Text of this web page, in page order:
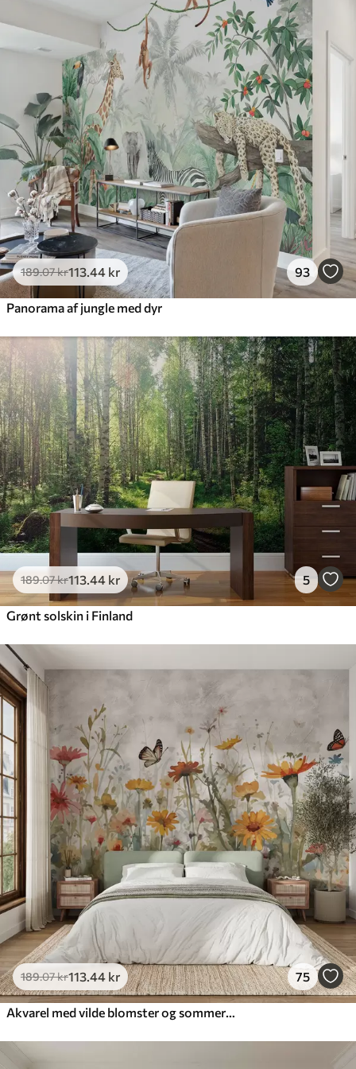
Premium
.33269.00kr/m²
Premium vinyl
516.67310.00 kr/m²
Peel and Stick
666.67400.00kr/m²
189.07kr113 .44 kr 93
Panorama af jungle med dyr
189.07kr113 .44 kr 5
Grønt solskin i Finland
189.07kr113 .44 kr 75